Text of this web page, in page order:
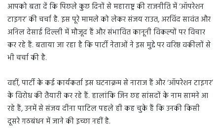
आपको बता दें कि पिछले कुछ दिनों से महाराष्ट्र की राजनीति में ‘ऑपरेशन
टाइगर’ की चर्चा है. इस पूरे मामले को लेकर संजय राउत, अरविंद सावंत और
अनिल देसाई दिल्ली में मौजूद हैं और संभावित कानूनी विकल्पों पर विचार
कर रहे हैं. बताया जा रहा है कि पार्टी नेताओं ने इस मुद्दे पर वरिष्ठ वकीलों से
भी चर्चा की है.
वहीं, पार्टी के कई कार्यकर्ता इस घटनाक्रम से नाराज हैं और ‘ऑपरेशन टाइगर’
के विरोध की तैयारी कर रहे हैं. हालांकि जिन छह सांसदों के नाम सामने आ
रहे हैं, उनमें से संजय दीना पाटिल पहले ही कह चुके हैं कि उनकी किसी
दूसरे गठबंधन में जाने की इच्छा नहीं है.